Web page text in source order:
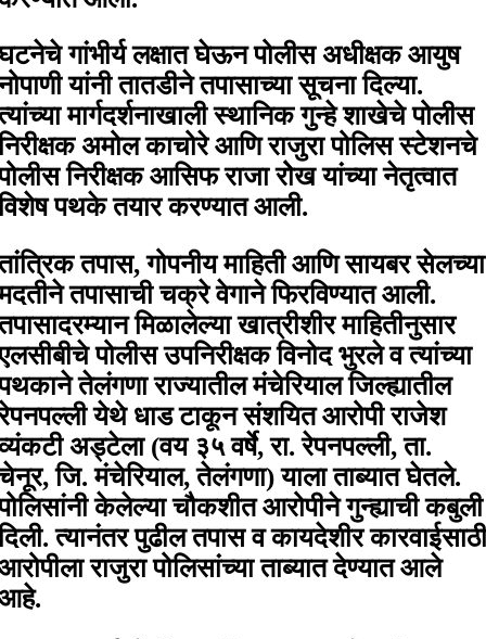
गांभीर्य लक्षात घेऊन पोलीस अधीक्षक आयुष
यांनी तातडीने तपासाच्या सूचना दिल्या.
मार्गदर्शनाखाली स्थानिक गुन्हे शाखेचे पोलीस
अमोल काचोरे आणि राजुरा पोलिस स्टेशनचे
निरीक्षक आसिफ राजा रोेख यांच्या नेतृत्वात
पथके तयार करण्यात आली.
तपास, गोपनीय माहिती आणि सायबर सेलच्या
तपासाची चक्रे वेगाने फिरविण्यात आली.
मिळालेल्या खात्रीशीर माहितीनुसार
पोलीस उपनिरीक्षक विनोद भुरले व त्यांच्या
तेलंगणा राज्यातील मंचेरियाल जिल्ह्यातील
येथे धाड टाकून संशयित आरोपी राजेश
अड्टेला (वय ३५ वर्षे, रा. रेपनपल्ली, ता.
जि. मंचेरियाल, तेलंगणा) याला ताब्यात घेतले.
केलेल्या चौकशीत आरोपीने गुन्ह्याची कबुली
त्यानंतर पुढील तपास व कायदेशीर कारवाईसाठी
राजुरा पोलिसांच्या ताब्यात देण्यात आले